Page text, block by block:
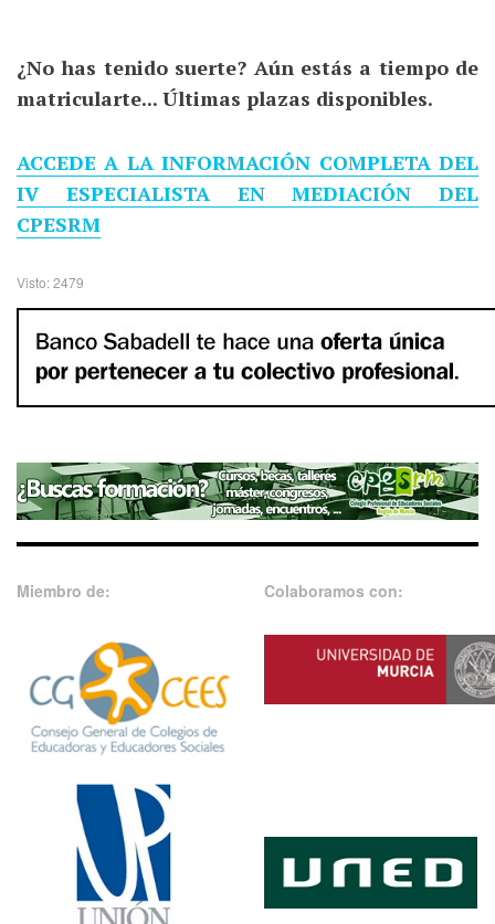
¿No has tenido suerte? Aún estás a tiempo de
matricularte... Últimas plazas disponibles.
ACCEDE A LA INFORMACIÓN COMPLETA DEL
IV ESPECIALISTA EN MEDIACIÓN DEL
CPESRM
Visto: 2479
Miembro de: Colaboramos con: